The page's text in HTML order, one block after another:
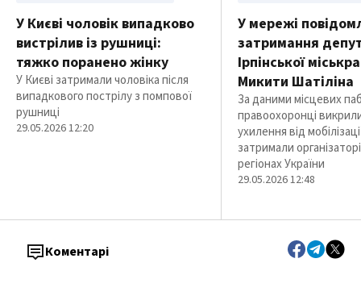
У Києві чоловік випадково
вистрілив із рушниці:
тяжко поранено жінку
У Києві затримали чоловіка після
випадкового пострілу з помпової
рушниці
29.05.2026 12:20
У мережі
затримання
Ірпінської
Микити Шатіліна
За даними місцевих
правоохоронці
ухилення від
затримали
регіонах України
29.05.2026 12:48
Коментарі